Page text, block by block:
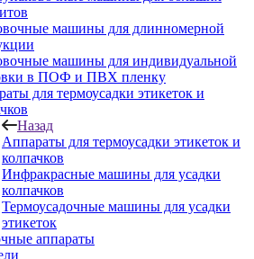
машины для длинномерной
машины для индивидуальной
в ПОФ и ПВХ пленку
для термоусадки этикеток и
Назад
Аппараты для термоусадки этикеток и
колпачков
Инфракрасные машины для усадки
колпачков
Термоусадочные машины для усадки
этикеток
аппараты